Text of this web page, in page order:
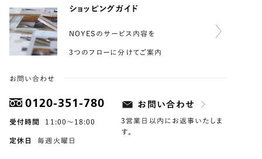
ショッピングガイド
NOYESのサービス内容を
3つのフローに分けてご案内
お問い合わせ
0120-351-780
受付時間 11:00〜18:00
定休日 毎週火曜日
お問い合わせ
3営業日以内にお返事いたしま
す。